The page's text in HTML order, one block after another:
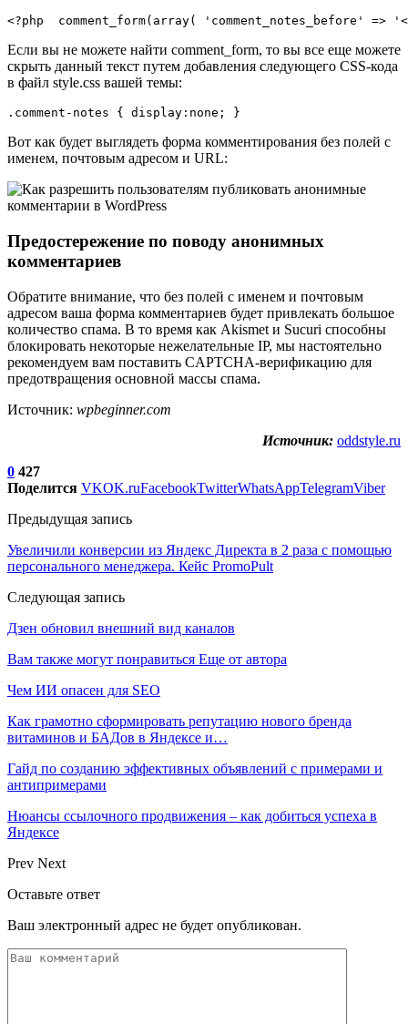
<?php  comment_form(array(
Если вы не можете найти comment_form, то вы все еще можете
скрыть данный текст путем добавления следующего CSS-кода
в файл style.css вашей темы:
.comment-notes { display:none; }
Вот как будет выглядеть форма комментирования без полей с
именем, почтовым адресом и URL:
Предостережение по поводу анонимных
комментариев
Обратите внимание, что без полей с именем и почтовым
адресом ваша форма комментариев будет привлекать большое
количество спама. В то время как Akismet и Sucuri способны
блокировать некоторые нежелательные IP, мы настоятельно
рекомендуем вам поставить CAPTCHA-верификацию для
предотвращения основной массы спама.
Источник: wpbeginner.com
Источник: oddstyle.ru
0 427
Поделится VKOK.ruFacebookTwitterWhatsAppTelegramViber
Предыдущая запись
Увеличили конверсии из Яндекс Директа в 2 раза с помощью
персонального менеджера. Кейс PromoPult
Следующая запись
Дзен обновил внешний вид каналов
Вам также могут понравиться Еще от автора
Чем ИИ опасен для SEO
Как грамотно сформировать репутацию нового бренда
витаминов и БАДов в Яндексе и…
Гайд по созданию эффективных объявлений с примерами и
антипримерами
Нюансы ссылочного продвижения – как добиться успеха в
Яндексе
Prev Next
Оставьте ответ
Ваш электронный адрес не будет опубликован.